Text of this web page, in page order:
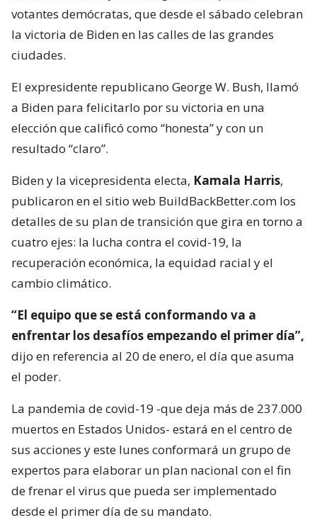
votantes demócratas, que desde el sábado celebran
la victoria de Biden en las calles de las grandes
ciudades.
El expresidente republicano George W. Bush, llamó
a Biden para felicitarlo por su victoria en una
elección que calificó como “honesta” y con un
resultado “claro”.
Biden y la vicepresidenta electa, Kamala Harris,
publicaron en el sitio web BuildBackBetter.com los
detalles de su plan de transición que gira en torno a
cuatro ejes: la lucha contra el covid-19, la
recuperación económica, la equidad racial y el
cambio climático.
“El equipo que se está conformando va a
enfrentar los desafíos empezando el primer día”,
dijo en referencia al 20 de enero, el día que asuma
el poder.
La pandemia de covid-19 -que deja más de 237.000
muertos en Estados Unidos- estará en el centro de
sus acciones y este lunes conformará un grupo de
expertos para elaborar un plan nacional con el fin
de frenar el virus que pueda ser implementado
desde el primer día de su mandato.